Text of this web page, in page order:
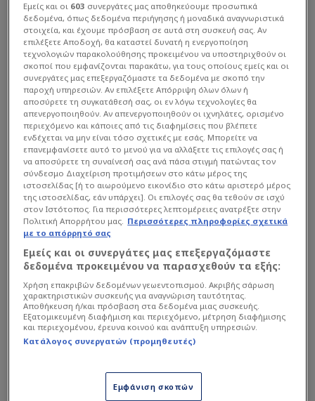
«Αν κερδίσει σήμερα τον Ερυθρό Αστέρα, θα
τερματίσει δεύτερη ή τρίτη και θα έχει το
πλεονέκτημα έδρας στα playoffs. Κανείς δεν θέλει
να αντιμετωπίσει τον Παναθηναϊκό. Αν χάσει,
μπορεί να πέσει μέχρι και στην έκτη θέση»,
γράφει στην ηλεκτρονική της έκδοση..
Διαβάστε επίσης...
"Είμαι οκ να χάσουμε
επίτηδες-Καταλήξαμε με
ΠΑΟ να...": Ατάκες
Μπλόσομγκεϊμ
Ο πρώτος κορυφαίος
Έλληνας που ετοιμάζεται
να υπογράψει ο ΠΑΟ - Έγινε
επαφή
Η Ρεάλ βρίσκεται αυτή τη στιγμή στην 3η θέση και
Υπάρχει ακόμη και η πιθανότητα να ανέβει στη
Εμείς και οι 603 συνεργάτες μας αποθηκεύουμε προσωπικά
δεδομένα, όπως δεδομένα περιήγησης ή μοναδικά αναγνωριστικά
στοιχεία, και έχουμε πρόσβαση σε αυτά στη συσκευή σας. Αν
επιλέξετε Αποδοχή, θα καταστεί δυνατή η ενεργοποίηση
τεχνολογιών παρακολούθησης προκειμένου να υποστηριχθούν οι
σκοποί που εμφανίζονται παρακάτω, για τους οποίους εμείς και οι
συνεργάτες μας επεξεργαζόμαστε τα δεδομένα με σκοπό την
παροχή υπηρεσιών. Αν επιλέξετε Απόρριψη όλων όλων ή
αποσύρετε τη συγκατάθεσή σας, οι εν λόγω τεχνολογίες θα
απενεργοποιηθούν. Αν απενεργοποιηθούν οι ιχνηλάτες, ορισμένο
περιεχόμενο και κάποιες από τις διαφημίσεις που βλέπετε
ενδέχεται να μην είναι τόσο σχετικές με εσάς. Μπορείτε να
επανεμφανίσετε αυτό το μενού για να αλλάξετε τις επιλογές σας ή
να αποσύρετε τη συναίνεσή σας ανά πάσα στιγμή πατώντας τον
σύνδεσμο Διαχείριση προτιμήσεων στο κάτω μέρος της
ιστοσελίδας [ή το αιωρούμενο εικονίδιο στο κάτω αριστερό μέρος
της ιστοσελίδας, εάν υπάρχει]. Οι επιλογές σας θα τεθούν σε ισχύ
στον Ιστότοπος. Για περισσότερες λεπτομέρειες ανατρέξτε στην
Πολιτική Απορρήτου μας. Περισσότερες πληροφορίες σχετικά
με το απόρρητό σας
Εμείς και οι συνεργάτες μας επεξεργαζόμαστε
δεδομένα προκειμένου να παρασχεθούν τα εξής:
Χρήση επακριβών δεδομένων γεωεντοπισμού. Ακριβής σάρωση
χαρακτηριστικών συσκευής για αναγνώριση ταυτότητας.
Αποθήκευση ή/και πρόσβαση στα δεδομένα μιας συσκευής.
Εξατομικευμένη διαφήμιση και περιεχόμενο, μέτρηση διαφήμισης
και περιεχομένου, έρευνα κοινού και ανάπτυξη υπηρεσιών.
Κατάλογος συνεργατών (προμηθευτές)
Εμφάνιση σκοπών